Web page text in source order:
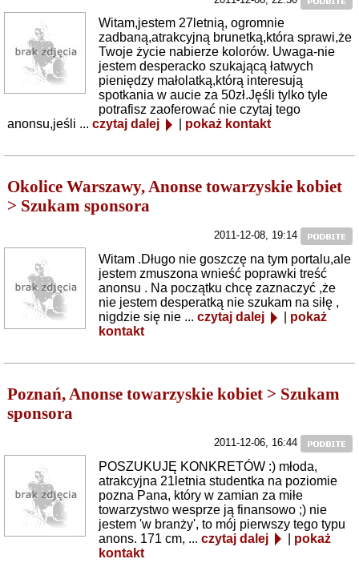
Witam,jestem 27letnią, ogromnie
zadbaną,atrakcyjną brunetką,która sprawi,że
Twoje życie nabierze kolorów. Uwaga-nie
jestem desperacko szukającą łatwych
pieniędzy małolatką,którą interesują
spotkania w aucie za 50zł.Jęśli tylko tyle
potrafisz zaoferować nie czytaj tego
anonsu,jeśli ... czytaj dalej pokaż kontakt
Okolice Warszawy, Anonse towarzyskie kobiet
> Szukam sponsora
2011-12-08, 19:14
Witam .Długo nie goszczę na tym portalu,ale
jestem zmuszona wnieść poprawki treść
anonsu . Na początku chcę zaznaczyć ,że
nie jestem desperatką nie szukam na siłę ,
nigdzie się nie ... czytaj dalej
pokaż
kontakt
Poznań, Anonse towarzyskie kobiet > Szukam
sponsora
2011-12-06, 16:44
POSZUKUJĘ KONKRETÓW :) młoda,
atrakcyjna 21letnia studentka na poziomie
pozna Pana, który w zamian za miłe
towarzystwo wesprze ją finansowo ;) nie
jestem 'w branży', to mój pierwszy tego typu
anons. 171 cm, ... czytaj dalej
pokaż
kontakt